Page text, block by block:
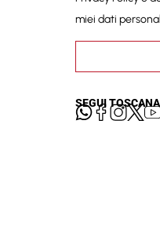
miei dati
SEGUI